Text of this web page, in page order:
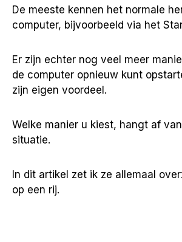
De meeste kennen het normale
computer, bijvoorbeeld via het
Er zijn echter nog veel meer
de computer opnieuw kunt
zijn eigen voordeel.
Welke manier u kiest, hangt af
situatie.
In dit artikel zet ik ze allemaal
op een rij.